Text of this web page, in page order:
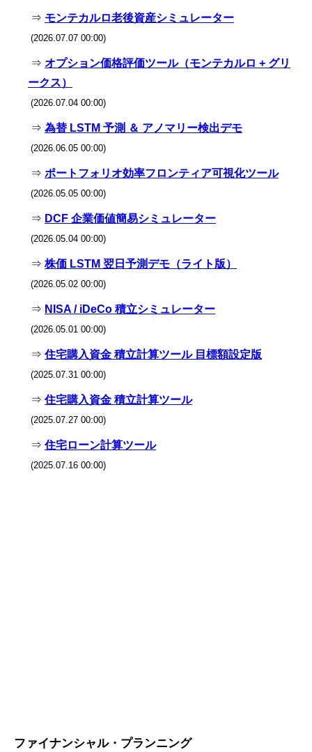
⇒ モンテカルロ老後資産シミュレーター
(2026.07.07 00:00)
⇒ オプション価格評価ツール（モンテカルロ + グリ
ークス）
(2026.07.04 00:00)
⇒ 為替 LSTM 予測 ＆ アノマリー検出デモ
(2026.06.05 00:00)
⇒ ポートフォリオ効率フロンティア可視化ツール
(2026.05.05 00:00)
⇒ DCF 企業価値簡易シミュレーター
(2026.05.04 00:00)
⇒ 株価 LSTM 翌日予測デモ（ライト版）
(2026.05.02 00:00)
⇒ NISA / iDeCo 積立シミュレーター
(2026.05.01 00:00)
⇒ 住宅購入資金 積立計算ツール 目標額設定版
(2025.07.31 00:00)
⇒ 住宅購入資金 積立計算ツール
(2025.07.27 00:00)
⇒ 住宅ローン計算ツール
(2025.07.16 00:00)
ファイナンシャル・プランニング